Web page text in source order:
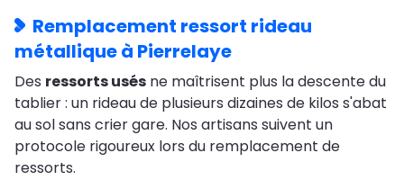
Remplacement ressort rideau
métallique à Pierrelaye
Des ressorts usés ne maîtrisent plus la descente du
tablier : un rideau de plusieurs dizaines de kilos s'abat
au sol sans crier gare. Nos artisans suivent un
protocole rigoureux lors du remplacement de
ressorts.